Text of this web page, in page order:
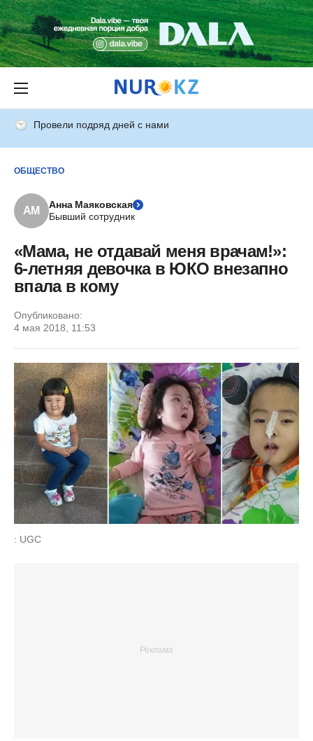
Провели подряд дней с нами
ОБЩЕСТВО
АМ
Анна Маяковская
Бывший сотрудник
«Мама, не отдавай меня врачам!»:
6-летняя девочка в ЮКО внезапно
впала в кому
Опубликовано:
4 мая 2018, 11:53
: UGC